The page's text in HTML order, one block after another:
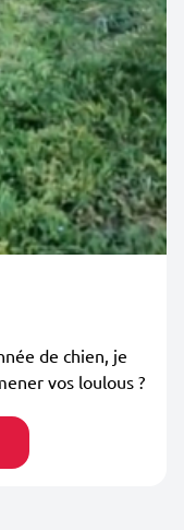
de chien, je
vos loulous ?